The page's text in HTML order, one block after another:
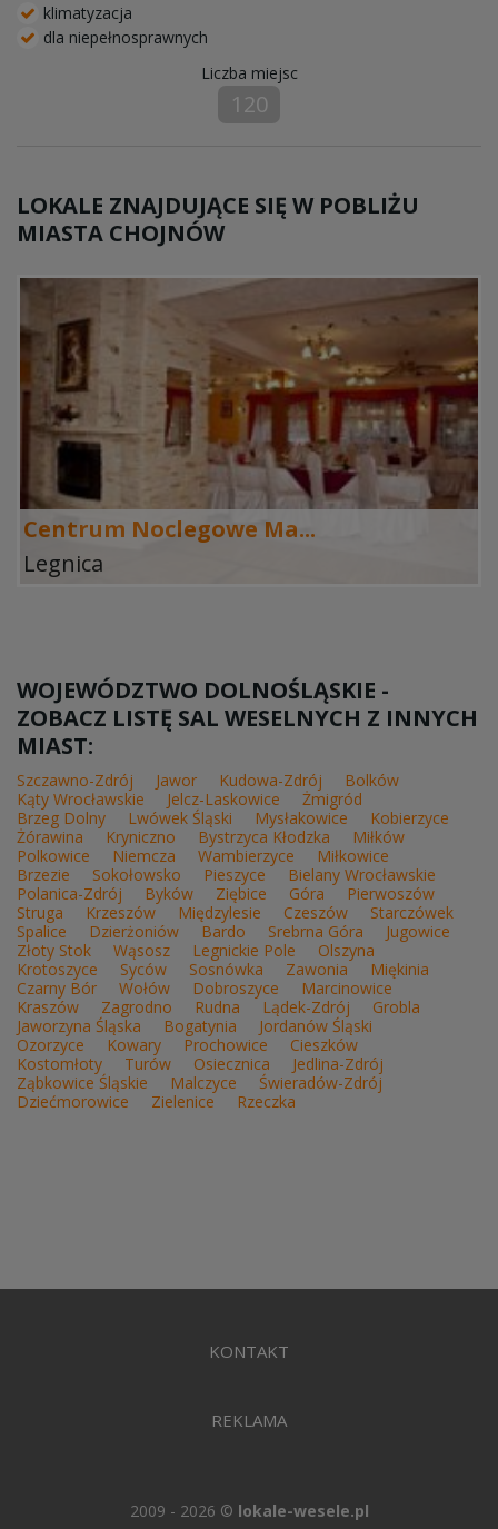
klimatyzacja
dla niepełnosprawnych
Liczba miejsc
120
LOKALE ZNAJDUJĄCE SIĘ W POBLIŻU
MIASTA CHOJNÓW
Centrum Noclegowe Ma...
Legnica
WOJEWÓDZTWO DOLNOŚLĄSKIE -
ZOBACZ LISTĘ SAL WESELNYCH Z INNYCH
MIAST:
Szczawno-Zdrój Jawor Kudowa-Zdrój
Bolków
Kąty Wrocławskie
Jelcz-Laskowice
Żmigród
Brzeg Dolny
Lwówek Śląski Mysłakowice
Kobierzyce
Żórawina
Kryniczno Bystrzyca Kłodzka
Miłków
Polkowice
Niemcza Wambierzyce
Miłkowice
Brzezie
Sokołowsko Pieszyce
Bielany Wrocławskie
Polanica-Zdrój
Byków Ziębice Góra
Pierwoszów
Struga
Krzeszów Międzylesie Czeszów
Starczówek
Spalice
Dzierżoniów Bardo Srebrna Góra
Jugowice
Złoty Stok
Wąsosz Legnickie Pole
Olszyna
Krotoszyce
Syców Sosnówka Zawonia
Miękinia
Czarny Bór
Wołów Dobroszyce
Marcinowice
Kraszów
Zagrodno Rudna Lądek-Zdrój
Grobla
Jaworzyna Śląska
Bogatynia
Jordanów Śląski
Ozorzyce
Kowary Prochowice
Cieszków
Kostomłoty
Turów Osiecznica
Jedlina-Zdrój
Ząbkowice Śląskie
Malczyce
Świeradów-Zdrój
Dziećmorowice
Zielenice Rzeczka
KONTAKT
REKLAMA
2009 - 2026 © lokale-wesele.pl